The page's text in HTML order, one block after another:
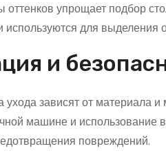
упрощает подбор
используются для выделения
и
ухода зависят от материала
машине и использование
повреждений.